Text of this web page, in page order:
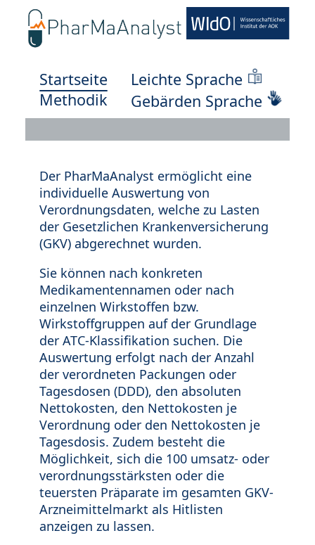
Startseite
Methodik
Leichte Sprache
Gebärden Sprache
Der PharMaAnalyst ermöglicht eine
individuelle Auswertung von
Verordnungsdaten, welche zu Lasten
der Gesetzlichen Krankenversicherung
(GKV) abgerechnet wurden.
Sie können nach konkreten
Medikamentennamen oder nach
einzelnen Wirkstoffen bzw.
Wirkstoffgruppen auf der Grundlage
der ATC-Klassifikation suchen. Die
Auswertung erfolgt nach der Anzahl
der verordneten Packungen oder
Tagesdosen (DDD), den absoluten
Nettokosten, den Nettokosten je
Verordnung oder den Nettokosten je
Tagesdosis. Zudem besteht die
Möglichkeit, sich die 100 umsatz- oder
verordnungsstärksten oder die
teuersten Präparate im gesamten GKV-
Arzneimittelmarkt als Hitlisten
anzeigen zu lassen.